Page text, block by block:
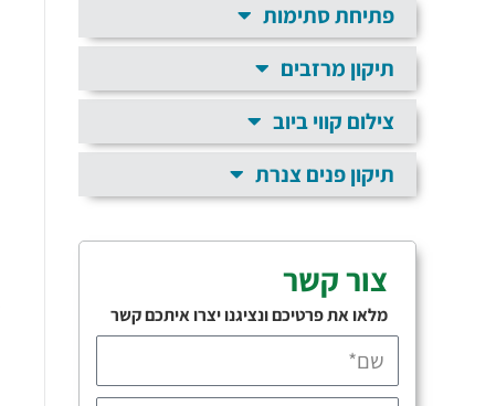
פתיחת סתימות
תיקון מרזבים
צילום קווי ביוב
תיקון פנים צנרת
צור קשר
מלאו את פרטיכם ונציגנו יצרו איתכם קשר